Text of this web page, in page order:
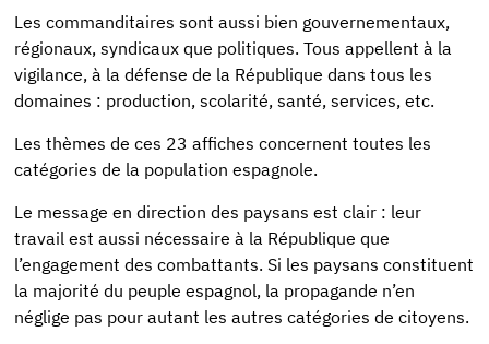
Les commanditaires sont aussi bien gouvernementaux,
régionaux, syndicaux que politiques. Tous appellent à la
vigilance, à la défense de la République dans tous les
domaines : production, scolarité, santé, services, etc.
Les thèmes de ces 23 affiches concernent toutes les
catégories de la population espagnole.
Le message en direction des paysans est clair : leur
travail est aussi nécessaire à la République que
l’engagement des combattants. Si les paysans constituent
la majorité du peuple espagnol, la propagande n’en
néglige pas pour autant les autres catégories de citoyens.